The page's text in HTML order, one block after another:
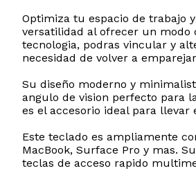
Optimiza tu espacio de trabajo
versatilidad al ofrecer un modo
tecnologia, podras vincular y
necesidad de volver a
Su diseño moderno y
angulo de vision perfecto para
es el accesorio ideal para
Este teclado es ampliamente
MacBook, Surface Pro y mas.
teclas de acceso rapido